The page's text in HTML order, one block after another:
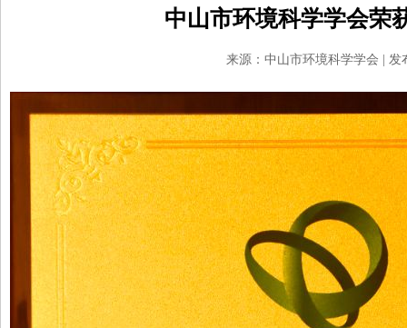
中山市环境科学学会荣
来源：中山市环境科学学会 | 发